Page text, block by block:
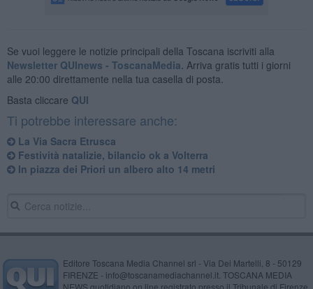
Se vuoi leggere le notizie principali della Toscana iscriviti alla
Newsletter QUInews - ToscanaMedia. Arriva gratis tutti i giorni
alle 20:00 direttamente nella tua casella di posta.
Basta cliccare QUI
Ti potrebbe interessare anche:
La Via Sacra Etrusca
Festività natalizie, bilancio ok a Volterra
In piazza dei Priori un albero alto 14 metri
Editore Toscana Media Channel srl - Via Dei Martelli, 8 - 50129
FIRENZE - info@toscanamediachannel.it. TOSCANA MEDIA
NEWS quotidiano on line registrato presso il Tribunale di Firenze